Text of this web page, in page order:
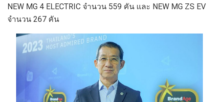
NEW MG 4 ELECTRIC จำนวน 559 คัน และ NEW MG ZS EV
จำนวน 267 คัน